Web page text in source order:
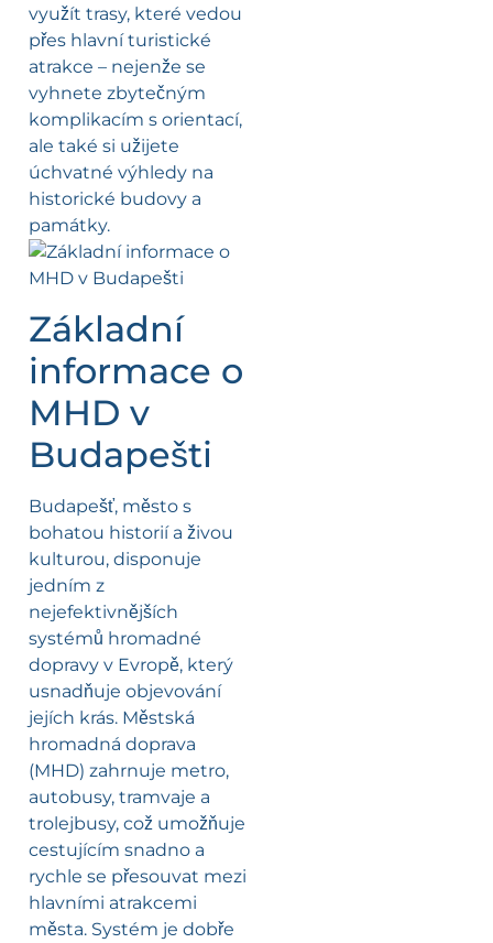
využít trasy, které vedou
přes hlavní turistické
atrakce – nejenže se
vyhnete zbytečným
komplikacím s orientací,
ale také si užijete
úchvatné výhledy na
historické budovy a
památky.
Základní
informace o
MHD v
Budapešti
Budapešť, město s
bohatou historií a živou
kulturou, disponuje
jedním z
nejefektivnějších
systémů hromadné
dopravy v Evropě, který
usnadňuje objevování
jejích krás. Městská
hromadná doprava
(MHD) zahrnuje metro,
autobusy, tramvaje a
trolejbusy, což umožňuje
cestujícím snadno a
rychle se přesouvat mezi
hlavními atrakcemi
města. Systém je dobře